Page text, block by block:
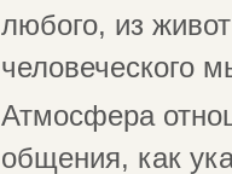
любого, из
человеческого
Атмосфера
общения, как